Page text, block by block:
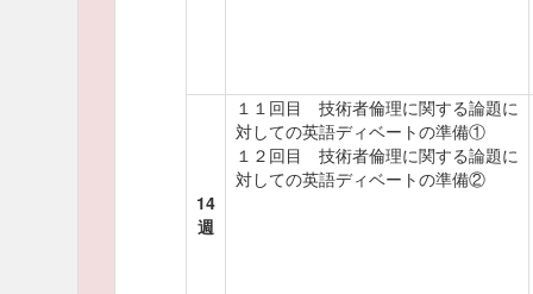
14
週
１１回目 技術者倫理に関する論題に
対しての英語ディベートの準備①
１２回目 技術者倫理に関する論題に
対しての英語ディベートの準備②